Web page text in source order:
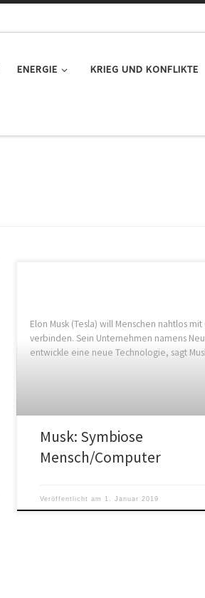
ENERGIE KRIEG UND KONFLIKTE
Elon Musk (Tesla) will Menschen nahtlos
verbinden. Sein Unternehmen namens
entwickle eine neue Technologie, sagt
Musk: Symbiose
Mensch/Computer
Veröffentlicht am 1. Januar 2019